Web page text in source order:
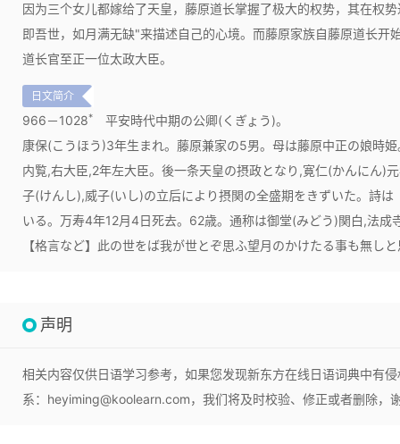
因为三个女儿都嫁给了天皇，藤原道长掌握了极大的权势，其在权
即吾世，如月满无缺"来描述自己的心境。而藤原家族自藤原道长开
道长官至正一位太政大臣。
日文简介
966－1028*
平安時代中期の公卿(くぎょう)。
康保(こうほう)3年生まれ。藤原兼家の5男。母は藤原中正の娘時
内覧,右大臣,2年左大臣。後一条天皇の摂政となり,寛仁(かんにん)
子(けんし),威子(いし)の立后により摂関の全盛期をきずいた。詩
いる。万寿4年12月4日死去。62歳。通称は御堂(みどう)関白,法成
【格言など】此の世をば我が世とぞ思ふ望月のかけたる事も無し
声明
相关内容仅供日语学习参考，如果您发现新东方在线日语词典中有
系：heyiming@koolearn.com，我们将及时校验、修正或者删除，